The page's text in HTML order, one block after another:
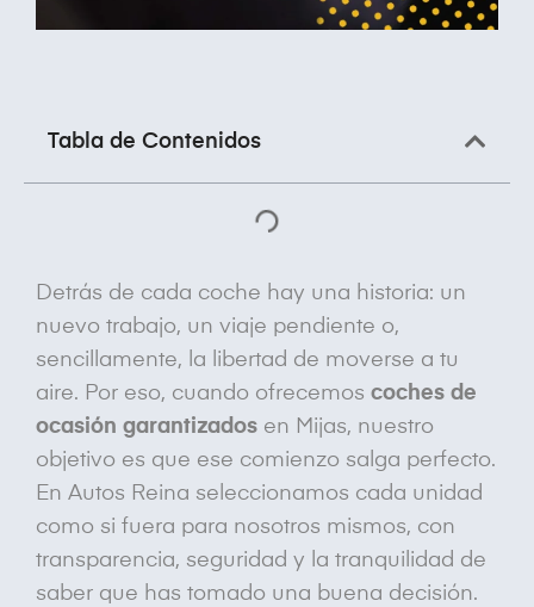
Tabla de Contenidos
Detrás de cada coche hay una historia: un
nuevo trabajo, un viaje pendiente o,
sencillamente, la libertad de moverse a tu
aire. Por eso, cuando ofrecemos coches de
ocasión garantizados en Mijas, nuestro
objetivo es que ese comienzo salga perfecto.
En Autos Reina seleccionamos cada unidad
como si fuera para nosotros mismos, con
transparencia, seguridad y la tranquilidad de
saber que has tomado una buena decisión.